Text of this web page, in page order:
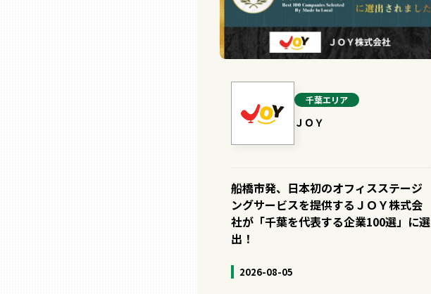
千葉エリア
ＪＯＹ
船橋市発、日本初のオフィスステージ
ングサービスを提供するＪＯＹ株式会
社が「千葉を代表する企業100選」に選
出！
2026-08-05